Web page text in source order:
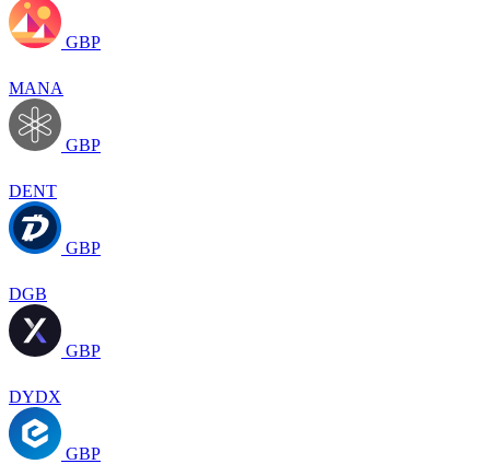
GBP
MANA
GBP
DENT
GBP
DGB
GBP
DYDX
GBP